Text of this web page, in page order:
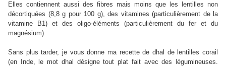
Elles contiennent aussi des fibres mais moins que les lentilles non
décortiquées (8,8 g pour 100 g), des vitamines (particulièrement de la
vitamine B1) et des oligo-éléments (particulièrement du fer et du
magnésium).
Sans plus tarder, je vous donne ma recette de dhal de lentilles corail
(en Inde, le mot dhal désigne tout plat fait avec des légumineuses.